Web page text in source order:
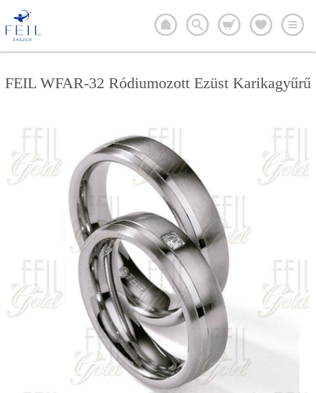
FEIL WFAR-32 Ródiumozott Ezüst Karikagyűrű